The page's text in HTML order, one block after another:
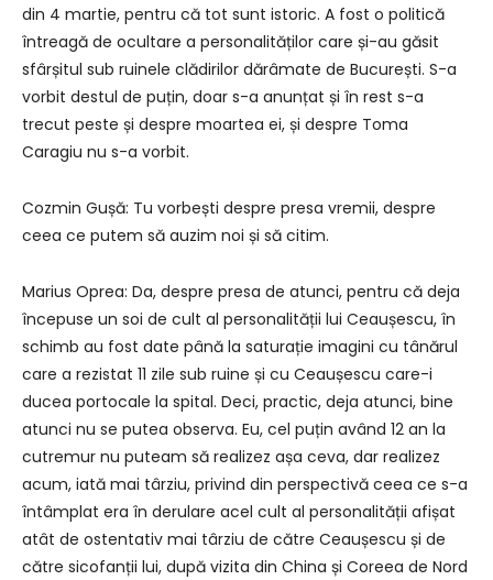
din 4 martie, pentru că tot sunt istoric. A fost o politică
întreagă de ocultare a personalităților care și-au găsit
sfârșitul sub ruinele clădirilor dărâmate de București. S-a
vorbit destul de puțin, doar s-a anunțat și în rest s-a
trecut peste și despre moartea ei, și despre Toma
Caragiu nu s-a vorbit.
Cozmin Gușă: Tu vorbești despre presa vremii, despre
ceea ce putem să auzim noi și să citim.
Marius Oprea: Da, despre presa de atunci, pentru că deja
începuse un soi de cult al personalității lui Ceaușescu, în
schimb au fost date până la saturație imagini cu tânărul
care a rezistat 11 zile sub ruine și cu Ceaușescu care-i
ducea portocale la spital. Deci, practic, deja atunci, bine
atunci nu se putea observa. Eu, cel puțin având 12 an la
cutremur nu puteam să realizez așa ceva, dar realizez
acum, iată mai târziu, privind din perspectivă ceea ce s-a
întâmplat era în derulare acel cult al personalității afișat
atât de ostentativ mai târziu de către Ceaușescu și de
către sicofanții lui, după vizita din China și Coreea de Nord